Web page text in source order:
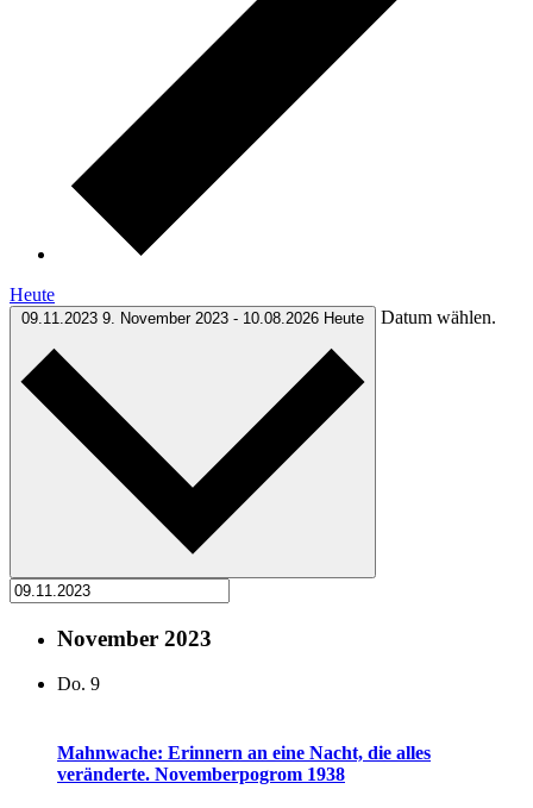
Heute
09.11.2023 9. November 2023 - 10.08.2026 Heute Datum wählen.
November 2023
Do. 9
Mahnwache: Erinnern an eine Nacht, die alles
veränderte. Novemberpogrom 1938